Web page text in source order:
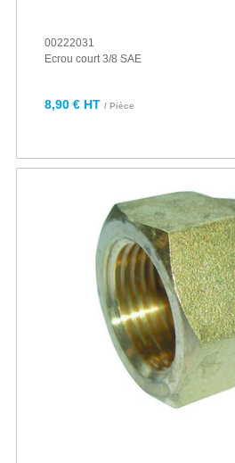
00222031
Ecrou court 3/8 SAE
8,90 € HT / Pièce